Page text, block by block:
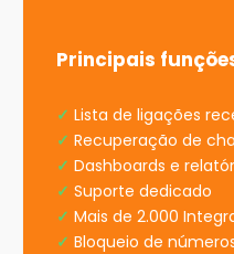
Principais
✓ Lista de ligações
✓ Recuperação de
✓ Dashboards e
✓ Suporte dedicado
✓ Mais de 2.000
✓ Bloqueio de